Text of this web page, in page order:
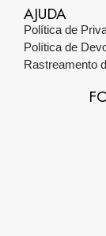
AJUDA
Política de
Política de
Rastreamento